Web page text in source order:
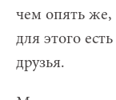
чем опять же,
для этого
друзья.